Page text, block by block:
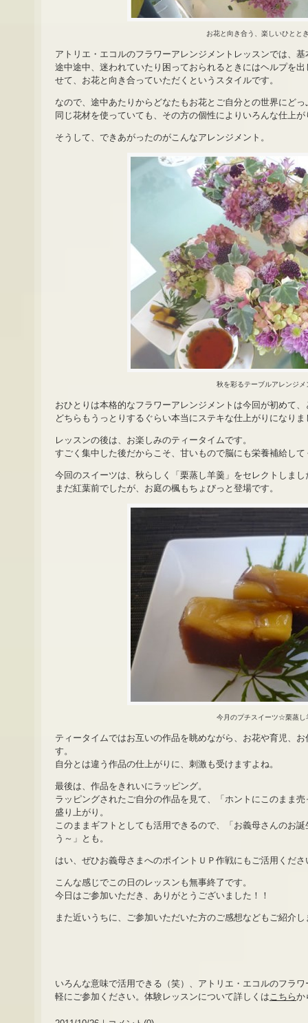
お花と向き合う、楽しいひとと
アトリエ・エコルのフラワーアレンジメントレッスンでは、
途中途中、迷われていたり困っておられるときにはヘルプを
せて、お花と向き合っていただくというスタイルです。
なので、途中あたりからどなたもお花とご自分との世界にど
同じ花材を使っていても、その方の個性によりいろんな仕上
そうして、できあがったのがこんなアレンジメント。
秋を彩るテーブルアレンジメ
おひとりは本格的なフラワーアレンジメントは今回が初めて
どちらもうっとりするぐらい本当にステキな仕上がりになりま
レッスンの後は、お楽しみのティータイムです。
すごく集中した後だからこそ、甘いもので脳にも栄養補給し
今回のスイーツは、秋らしく「栗蒸し羊羹」をセレクトしまし
まだ紅葉前でしたが、お庭の楓もちょびっと登場です。
今月のプチスイーツ☆栗蒸し
ティータイムではお互いの作品を眺めながら、お花や育児、
す。
自分とは違う作品の仕上がりに、刺激も受けますよね。
最後は、作品をきれいにラッピング。
ラッピングされたご自分の作品を見て、「ホントにこのまま
盛り上がり。
このままギフトとしても活用できるので、「お義母さんのお
う～」とも。
はい、ぜひお義母さまへのポイントＵＰ作戦にもご活用くだ
こんな感じでこの日のレッスンも無事終了です。
今日はご参加いただき、ありがとうございました！！
また近いうちに、ご参加いただいた方のご感想などもご紹介し
いろんな意味で活用できる（笑）、アトリエ・エコルのフラ
軽にご参加ください。体験レッスンについて詳しくはこちらか